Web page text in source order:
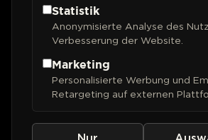
CBD-Gehalt
Ertrag (Outdoor)
Statistik
Anonymisierte Analyse des
Verbesserung der Website.
Marketing
Personalisierte Werbung und
Retargeting auf externen